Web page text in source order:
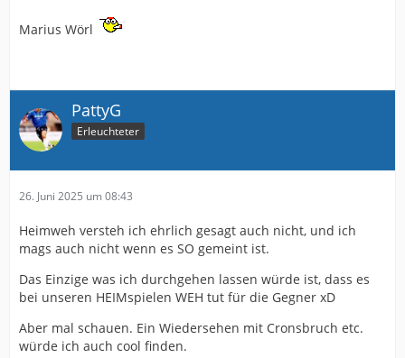
Marius Wörl
PattyG
Erleuchteter
26. Juni 2025 um 08:43
Heimweh versteh ich ehrlich gesagt auch nicht, und ich
mags auch nicht wenn es SO gemeint ist.
Das Einzige was ich durchgehen lassen würde ist, dass es
bei unseren HEIMspielen WEH tut für die Gegner xD
Aber mal schauen. Ein Wiedersehen mit Cronsbruch etc.
würde ich auch cool finden.